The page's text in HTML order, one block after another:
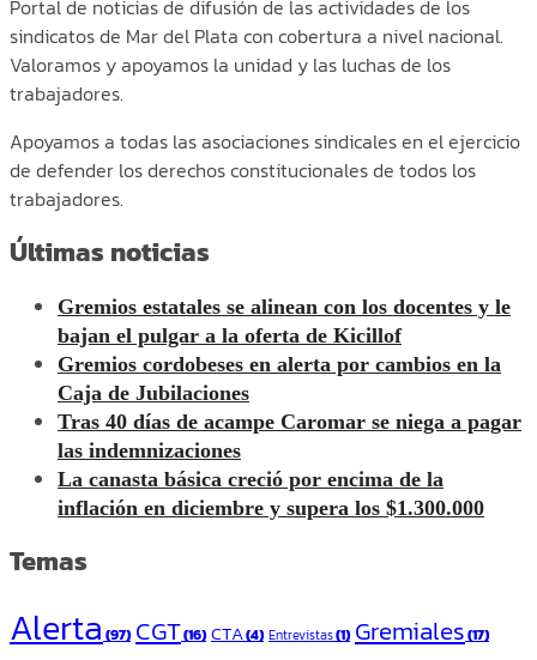
Portal de noticias de difusión de las actividades de los
sindicatos de Mar del Plata con cobertura a nivel nacional.
Valoramos y apoyamos la unidad y las luchas de los
trabajadores.
Apoyamos a todas las asociaciones sindicales en el ejercicio
de defender los derechos constitucionales de todos los
trabajadores.
Últimas noticias
Gremios estatales se alinean con los docentes y le
bajan el pulgar a la oferta de Kicillof
Gremios cordobeses en alerta por cambios en la
Caja de Jubilaciones
Tras 40 días de acampe Caromar se niega a pagar
las indemnizaciones
La canasta básica creció por encima de la
inflación en diciembre y supera los $1.300.000
Temas
Alerta(97) CGT(16) CTA(4) Entrevistas(1) Gremiales(17)